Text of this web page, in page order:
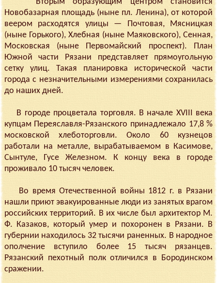
Новобазарная площадь (ныне пл. Ленина), от которой
веером расходятся улицы — Почтовая, Мясницкая
(ныне Горького), Хлебная (ныне Маяковского), Сенная,
Московская (ныне Первомайский проспект). План
Южной части Рязани представляет прямоугольную
сетку улиц. Такая планировка исторической части
города с незначительными измерениями сохранилась
до наших дней.
В городе процветала торговля. В начале XVIII века
купцам Переяславля-Рязанского принадлежало 17,8 %
московской хлеботорговли. Около 60 кузнецов
работали на металле, вырабатываемом в Касимове,
Сынтуле, Гусе Железном. К концу века в городе
проживало 10 тысяч человек.
Во время Отечественной войны 1812 г. в Рязани
нашли приют эвакуированные люди из занятых врагом
российских территорий. В их числе был архитектор М.
Ф. Казаков, который умер и похоронен в Рязани. В
губернии находилось 32 тысячи раненных. В народное
ополчение вступило более 15 тысяч рязанцев.
Рязанский пехотный полк отличился в Бородинском
сражении.